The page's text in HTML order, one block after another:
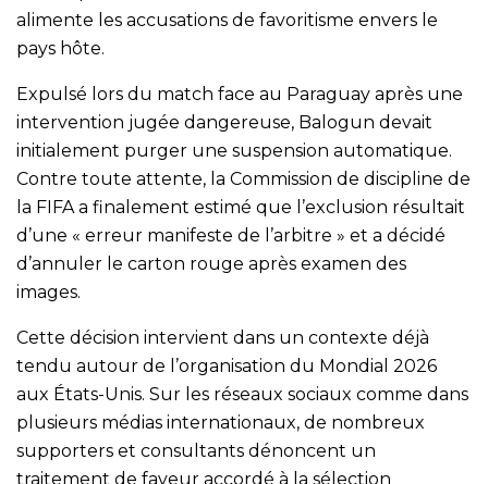
alimente les accusations de favoritisme envers le
pays hôte.
Expulsé lors du match face au Paraguay après une
intervention jugée dangereuse, Balogun devait
initialement purger une suspension automatique.
Contre toute attente, la Commission de discipline de
la FIFA a finalement estimé que l’exclusion résultait
d’une « erreur manifeste de l’arbitre » et a décidé
d’annuler le carton rouge après examen des
images.
Cette décision intervient dans un contexte déjà
tendu autour de l’organisation du Mondial 2026
aux États-Unis. Sur les réseaux sociaux comme dans
plusieurs médias internationaux, de nombreux
supporters et consultants dénoncent un
traitement de faveur accordé à la sélection